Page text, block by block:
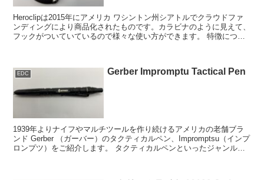
Heroclipは2015年にアメリカ ワシントン州シアトルでクラウドファ
ンディングにより商品化されたものです。カラビナのように見えて、
フックがついていているので様々な使い方ができます。 特徴につい
EDC Gerber Impromptu Tactical Pen
1939年よりナイフやマルチツールを作り続けるアメリカの老舗ブラ
ンド Gerber （ガーバー）のタクティカルペン、Impromptsu（インプ
ロンプツ）をご紹介します。 タクティカルペンといったジャンルが